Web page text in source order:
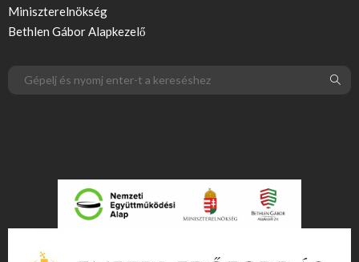
Miniszterelnökség
Bethlen Gábor Alapkezelő